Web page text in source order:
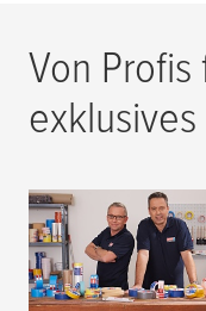
Von Profis
So begeistert ihr
Kunden und spart
Geld